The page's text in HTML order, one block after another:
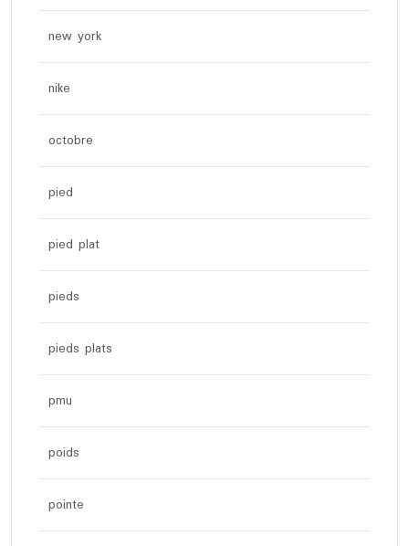
new york
nike
octobre
pied
pied plat
pieds
pieds plats
pmu
poids
pointe